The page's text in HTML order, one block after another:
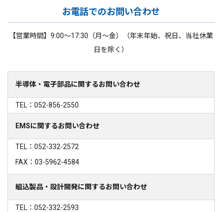
お電話でのお問い合わせ
【営業時間】9:00～17:30（月～金）（年末年始、祝日、当社休業
日を除く）
半導体・電子部品に関するお問い合わせ
TEL：052-856-2550
EMSに関するお問い合わせ
TEL：052-332-2572
FAX：03-5962-4584
組込製品・設計開発に関するお問い合わせ
TEL：052-332-2593